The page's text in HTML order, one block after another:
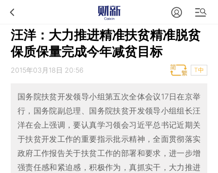
汪洋：大力推进精准扶贫精准脱贫
保质保量完成今年减贫目标
2015年03月18日 20:56 T中
国务院扶贫开发领导小组第五次全体会议17日在京举
行，国务院副总理、国务院扶贫开发领导小组组长汪
洋在会上强调，要认真学习领会习近平总书记近期关
于扶贫开发工作的重要指示批示精神，全面贯彻落实
政府工作报告关于扶贫工作的部署和要求，进一步增
强责任感和紧迫感，积极作为，真抓实干，大力推进